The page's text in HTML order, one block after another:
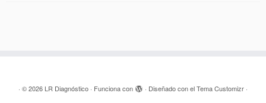
· © 2026 LR Diagnóstico · Funciona con · Diseñado con elTema Customizr ·